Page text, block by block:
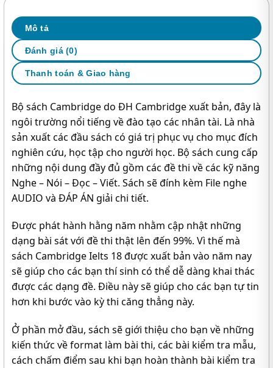
Mô tả
Đánh giá (0)
Thanh toán & Giao hàng
Bộ sách Cambridge do ĐH Cambridge xuất bản, đây là
ngôi trường nổi tiếng về đào tạo các nhân tài. Là nhà
sản xuất các đầu sách có giá trị phục vụ cho mục đích
nghiên cứu, học tập cho người học. Bộ sách cung cấp
những nội dung đầy đủ gồm các đề thi về các kỹ năng
Nghe – Nói – Đọc – Viết. Sách sẽ đính kèm File nghe
AUDIO và ĐÁP ÁN giải chi tiết.
Được phát hành hằng năm nhằm cập nhật những
dạng bài sát với đề thi thật lên đến 99%. Vì thế mà
sách Cambridge Ielts 18 được xuất bản vào năm nay
sẽ giúp cho các bạn thí sinh có thể dễ dàng khai thác
được các dạng đề. Điều này sẽ giúp cho các bạn tự tin
hơn khi bước vào kỳ thi căng thẳng này.
Ở phần mở đầu, sách sẽ giới thiệu cho bạn về những
kiến thức về format làm bài thi, các bài kiểm tra mẫu,
cách chấm điểm sau khi bạn hoàn thành bài kiểm tra